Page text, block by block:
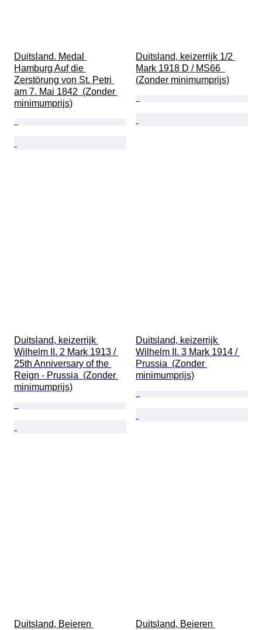
Duitsland. Medal
Hamburg Auf die
Zerstörung von St. Petri
am 7. Mai 1842  (Zonder
minimumprijs)
Duitsland, keizerrijk 1/2
Mark 1918 D / MS66
(Zonder minimumprijs)
Duitsland, keizerrijk
Wilhelm II. 2 Mark 1913 /
25th Anniversary of the
Reign - Prussia  (Zonder
minimumprijs)
Duitsland, keizerrijk
Wilhelm II. 3 Mark 1914 /
Prussia  (Zonder
minimumprijs)
Duitsland, Beieren
Duitsland, Beieren